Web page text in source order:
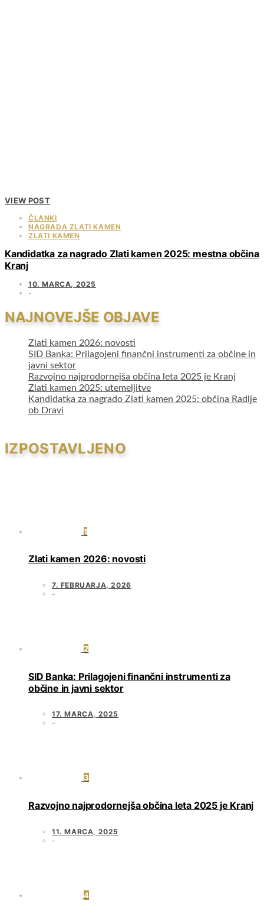
VIEW POST
ČLANKI
NAGRADA ZLATI KAMEN
ZLATI KAMEN
Kandidatka za nagrado Zlati kamen 2025: mestna občina
Kranj
10. MARCA, 2025
NAJNOVEJŠE OBJAVE
Zlati kamen 2026: novosti
SID Banka: Prilagojeni finančni instrumenti za občine in
javni sektor
Razvojno najprodornejša občina leta 2025 je Kranj
Zlati kamen 2025: utemeljitve
Kandidatka za nagrado Zlati kamen 2025: občina Radlje
ob Dravi
IZPOSTAVLJENO
1
Zlati kamen 2026: novosti
7. FEBRUARJA, 2026
2
SID Banka: Prilagojeni finančni instrumenti za
občine in javni sektor
17. MARCA, 2025
3
Razvojno najprodornejša občina leta 2025 je Kranj
11. MARCA, 2025
4